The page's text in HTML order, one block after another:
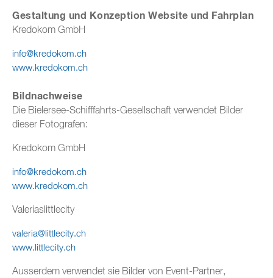
Gestaltung und Konzeption Website und Fahrplan
Kredokom GmbH
info@kredokom.ch
www.kredokom.ch
Bildnachweise
Die Bielersee-Schifffahrts-Gesellschaft verwendet Bilder
dieser Fotografen:
Kredokom GmbH
info@kredokom.ch
www.kredokom.ch​​​​​​​
Valeriaslittlecity
valeria@littlecity.ch
​​​​​​​www.littlecity.ch
Ausserdem verwendet sie Bilder von Event-Partner,